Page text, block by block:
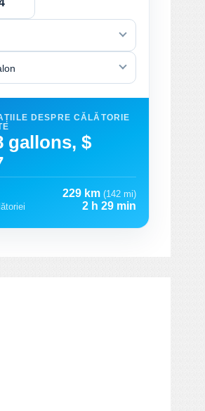
DESPRE CĂLĂTORIE
gallons, $
229 km (142 mi)
2 h 29 min